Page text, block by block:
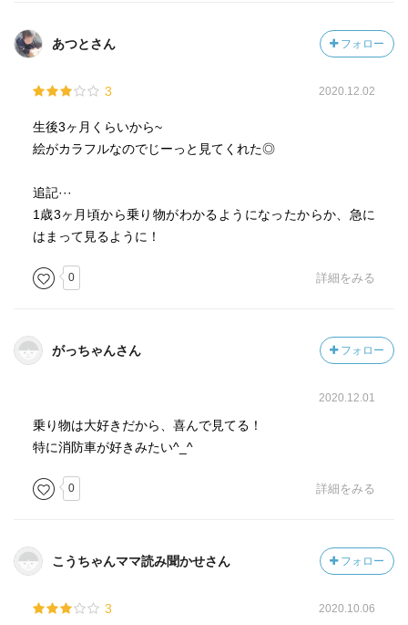
あつとさん フォロー
3 2020.12.02
生後3ヶ月くらいから~
絵がカラフルなのでじーっと見てくれた◎
追記···
1歳3ヶ月頃から乗り物がわかるようになったからか、急に
はまって見るように！
0 詳細をみる
がっちゃんさん フォロー
2020.12.01
乗り物は大好きだから、喜んで見てる！
特に消防車が好きみたい^_^
0 詳細をみる
こうちゃんママ読み聞かせさん フォロー
3 2020.10.06